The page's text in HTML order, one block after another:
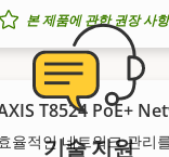
본 제품에 관한 권장 사항
T8524 PoE+
율적인 네트워크 관리
기술 지원